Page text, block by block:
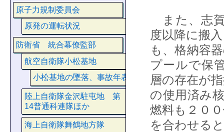
また、志
度以降に搬
も、格納容
プールで保
層の存在が
の使用済み
燃料も２０
を合わせる
原子力規制委員会
原発の運転状況
防衛省 統合幕僚監部
航空自衛隊小松基地
小松基地の墜落、事故年表
陸上自衛隊金沢駐屯地 第
14普通科連隊ほか
海上自衛隊舞鶴地方隊